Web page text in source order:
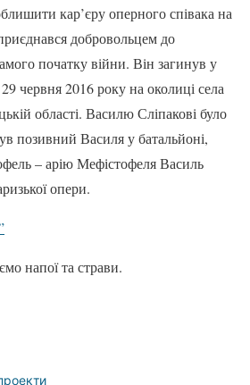
кар’єру оперного співака на
добровольцем до
початку війни. Він загинув у
червня 2016 року на околиці села
області. Василю Сліпакові було
позивний Василя у батальйоні,
– арію Мефістофеля Василь
опери.
напої та страви.